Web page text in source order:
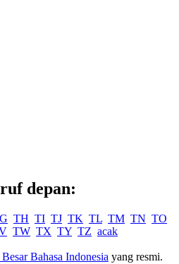
depan:
TH TI TJ TK TL TM TN TO
TW TX TY TZ acak
Bahasa Indonesia yang resmi.